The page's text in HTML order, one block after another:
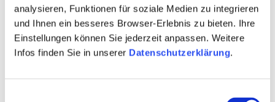
analysieren, Funktionen für soziale Medien zu integrieren
und Ihnen ein besseres Browser-Erlebnis zu bieten. Ihre
Einstellungen können Sie jederzeit anpassen. Weitere
Infos finden Sie in unserer Datenschutzerklärung.